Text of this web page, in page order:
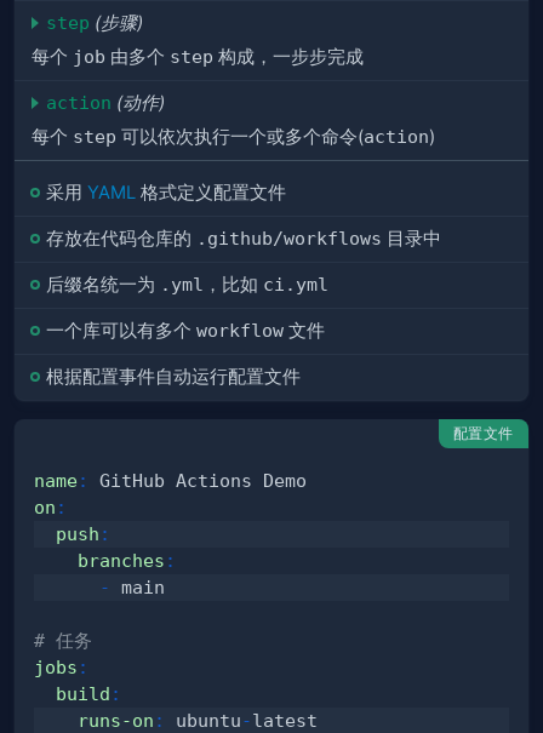
step (步骤)
每个 job 由多个 step 构成，一步步完成
action (动作)
每个 step 可以依次执行一个或多个命令(action)
采用 YAML 格式定义配置文件
存放在代码仓库的 .github/workflows 目录中
后缀名统一为 .yml ，比如 ci.yml
一个库可以有多个 workflow 文件
根据配置事件自动运行配置文件
配置文件
name:
on :
push :
branches :
-
# 任务
jobs :
build :
runs-on : ubuntu-